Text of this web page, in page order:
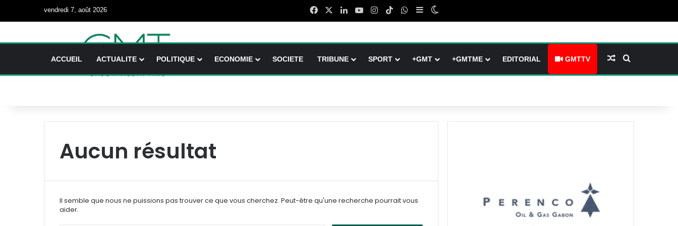
vendredi 7, août 2026 FacebookLinkedinYouTubeInstagram
TikTokWhatsApp
Sidebar (barre latérale)
ACCUEIL ACTUALITE POLITIQUE ECONOMIE SOCIETE TRIBUNE SPORT +GMT +GMTME EDITORIAL GMTTV Article Aléatoire
Aucun résultat
Il semble que nous ne puissions pas trouver ce que vous cherchez. Peut-être qu'une recherche pourrait vous
aider.